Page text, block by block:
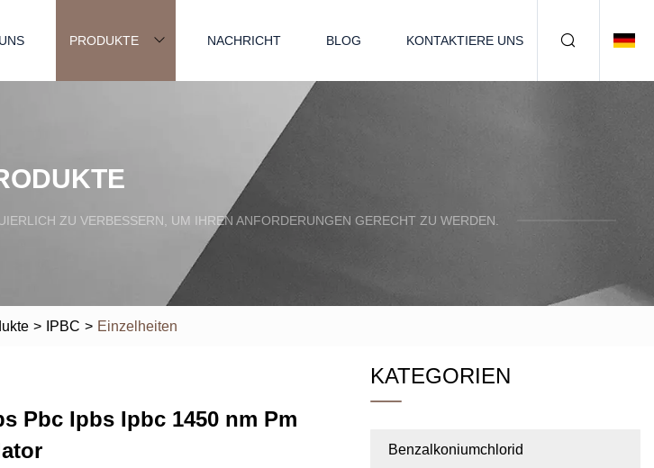
PRODUKTE NACHRICHT BLOG KONTAKTIERE UNS
ZU VERBESSERN, UM IHREN ANFORDERUNGEN GERECHT ZU WERDEN.
> IPBC > Einzelheiten
Pbc Ipbs Ipbc 1450 nm Pm
KATEGORIEN
Benzalkoniumchlorid